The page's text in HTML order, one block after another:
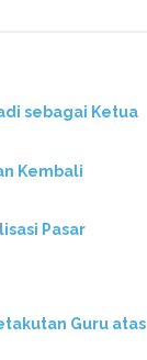
sebagai Ketua
Kembali
Pasar
Guru atas